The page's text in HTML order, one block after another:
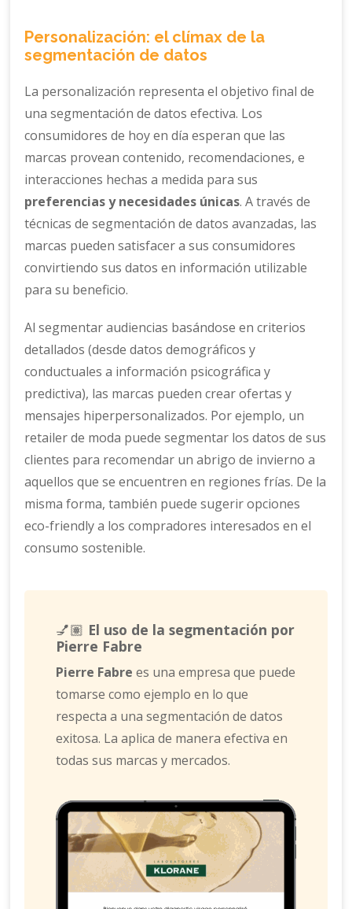
Personalización: el clímax de la
segmentación de datos
La personalización representa el objetivo final de
una segmentación de datos efectiva. Los
consumidores de hoy en día esperan que las
marcas provean contenido, recomendaciones, e
interacciones hechas a medida para sus
preferencias y necesidades únicas. A través de
técnicas de segmentación de datos avanzadas, las
marcas pueden satisfacer a sus consumidores
convirtiendo sus datos en información utilizable
para su beneficio.
Al segmentar audiencias basándose en criterios
detallados (desde datos demográficos y
conductuales a información psicográfica y
predictiva), las marcas pueden crear ofertas y
mensajes hiperpersonalizados. Por ejemplo, un
retailer de moda puede segmentar los datos de sus
clientes para recomendar un abrigo de invierno a
aquellos que se encuentren en regiones frías. De la
misma forma, también puede sugerir opciones
eco-friendly a los compradores interesados en el
consumo sostenible.
💅🏽 El uso de la segmentación por
Pierre Fabre
Pierre Fabre es una empresa que puede
tomarse como ejemplo en lo que
respecta a una segmentación de datos
exitosa. La aplica de manera efectiva en
todas sus marcas y mercados.